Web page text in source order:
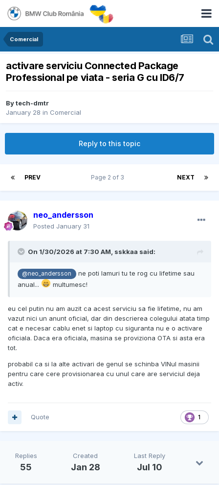
Comercial
activare serviciu Connected Package
Professional pe viata - seria G cu ID6/7
Bytech-dmtr
January 28 in Comercial
Reply to this topic
PREV NEXT
Page 2 of 3
neo_andersson
Posted January 31
On 1/30/2026 at 7:30 AM, sskkaa said:
@neo_andersson
ne poti lamuri tu te rog cu lifetime sau
anual...
multumesc!
eu cel putin nu am auzit ca acest serviciu sa fie lifetime, nu am
vazut nici un anunt oficial, dar din descrierea colegului atata timp
cat e necesar cablu enet si laptop cu siguranta nu e o activare
oficiala. Daca era oficiala, masina se proviziona OTA si asta era
tot.
probabil ca si la alte activari de genul se schinba VINul masinii
pentru care cere provisionarea cu unul care are serviciul deja
activ.
1
Quote
Replies
55
Created
Jan 28
Last Reply
Jul 10